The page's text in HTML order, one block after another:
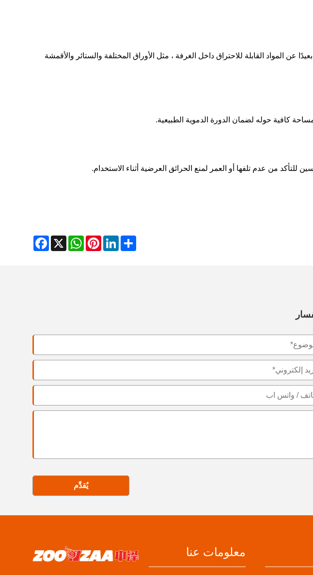
المواد القابلة للاحتراق داخل الغرفة ، مثل الأوراق المختلفة والستائر والأقمشة
كافية حوله لضمان الدورة الدموية الطبيعية.
للتأكد من عدم تلفها أو العمر لمنع الحرائق العرضية أثناء الاستخدام.
Facebook X
WhatsAppPinterestLinkedInShare
يُقدِّم
معلومات عنا